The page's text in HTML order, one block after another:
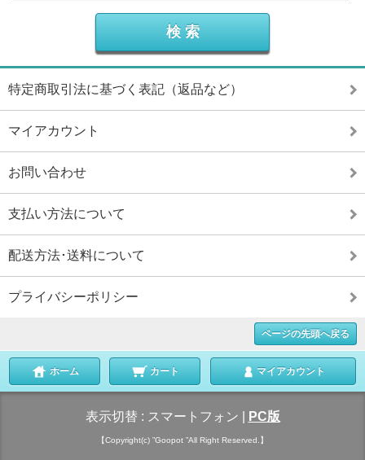
特定商取引法に基づく表記（返品など）
マイアカウント
お問い合わせ
支払い方法について
配送方法･送料について
プライバシーポリシー
ページの先頭へ戻る
ホーム カート マイアカウント
表示切替 : スマートフォン PC版
【Copyright(c) ”Goopot ”All Right Reserved.】